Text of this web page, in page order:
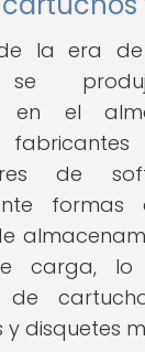
la era de
se
en el
de
carga,
de
disquetes